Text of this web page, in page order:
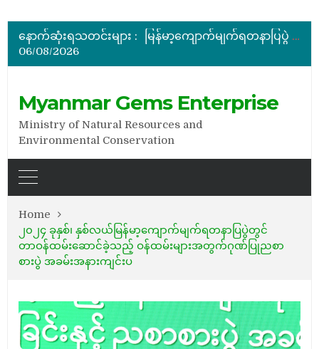
နောက်ဆုံးရသတင်းများ :
အိတ်ဖွင့်တင်ဒါခေါ်ယူခြင်း
မြန်မာ့ကျောက်မျက်ရတနာပြပွဲ ဗဟိုကော်မတီ (ပထမအကြိမ်)အစည်းအဝေး ကျင်းပ
နိုင်ငံတော်သမ္မတ ဦးမင်းအောင်လှိုင် မိုးကုတ်ရတနာမြေမှရှာဖွေတွေ့ရှိသည့် ထူးခြားလှပပြီး အရွယ်အစားကြီးမားသည့် နီလာအရိုင်းတုံးကြီးအားကြည့်ရှု
အိတ်ဖွင့်တင်ဒါခေါ်ယူခြင်း
06/08/2026
Myanmar Gems Enterprise
Ministry of Natural Resources and
Environmental Conservation
Home
၂၀၂၄ ခုနှစ်၊ နှစ်လယ်မြန်မာ့ကျောက်မျက်ရတနာပြပွဲတွင်
တာဝန်ထမ်းဆောင်ခဲ့သည့် ဝန်ထမ်းများအတွက်ဂုဏ်ပြုညစာ
စားပွဲ အခမ်းအနားကျင်းပ